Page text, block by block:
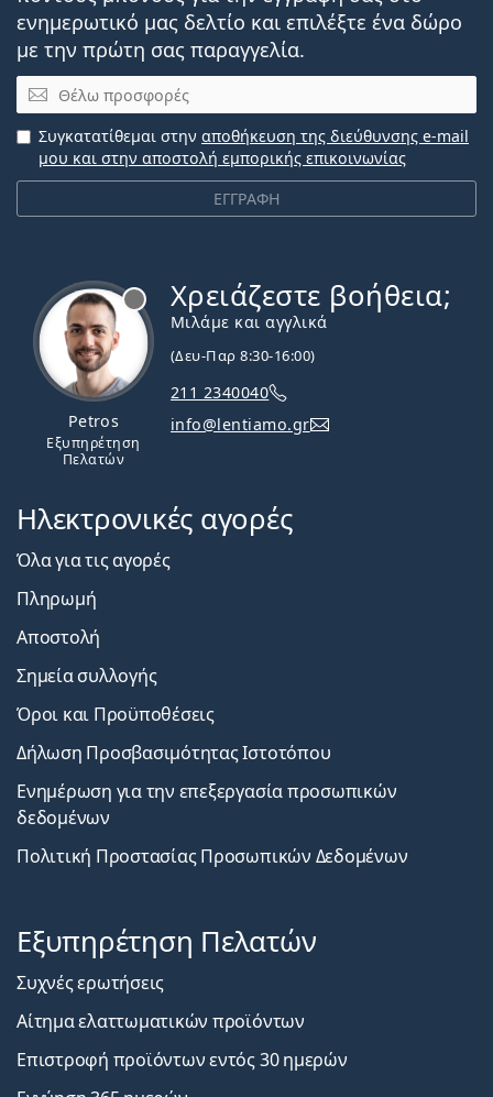
ενημερωτικό μας δελτίο και επιλέξτε ένα δώρο
με την πρώτη σας παραγγελία.
Email
ΕΓΓΡΑΦΗ
Συγκατατίθεμαι στην αποθήκευση της διεύθυνσης e-mail
μου και στην αποστολή εμπορικής επικοινωνίας
Petros
Εξυπηρέτηση
Πελατών
Χρειάζεστε βοήθεια;
Μιλάμε και αγγλικά
(Δευ-Παρ 8:30-16:00)
211 2340040
info@lentiamo.gr
Ηλεκτρονικές αγορές
Όλα για τις αγορές
Πληρωμή
Αποστολή
Σημεία συλλογής
Όροι και Προϋποθέσεις
Δήλωση Προσβασιμότητας Ιστοτόπου
Ενημέρωση για την επεξεργασία προσωπικών
δεδομένων
Πολιτική Προστασίας Προσωπικών Δεδομένων
Εξυπηρέτηση Πελατών
Συχνές ερωτήσεις
Αίτημα ελαττωματικών προϊόντων
Επιστροφή προϊόντων εντός 30 ημερών